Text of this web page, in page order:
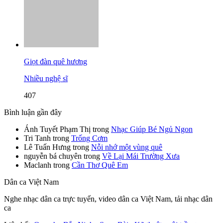
Giọt đàn quê hương
Nhiều nghệ sĩ
407
Bình luận gần đây
Ánh Tuyết Phạm Thị trong Nhạc Giúp Bé Ngủ Ngon
Tri Tanh trong Trống Cơm
Lê Tuấn Hưng trong Nỗi nhớ một vùng quê
nguyễn bá chuyên trong Về Lại Mái Trường Xưa
Maclanh trong Cần Thơ Quê Em
Dân ca Việt Nam
Nghe nhạc dân ca trực tuyến, video dân ca Việt Nam, tải nhạc dân
ca